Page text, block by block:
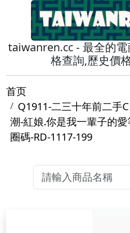
taiwanren.cc - 最全的
格查詢,歷史價
首页
Q1911-二三十年前二手
潮-紅娘.你是我一輩子的
圈碼-RD-1117-199